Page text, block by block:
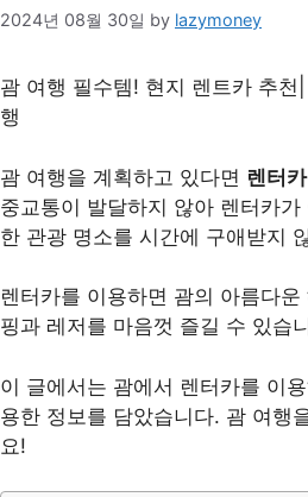
2024년 08월 30일 by lazymoney
괌 여행 필수템! 현지 렌트카 추
행
괌 여행을 계획하고 있다면 렌터카
중교통이 발달하지 않아 렌터카
한 관광 명소를 시간에 구애받지
렌터카를 이용하면 괌의 아름다
핑과 레저를 마음껏 즐길 수 있습
이 글에서는 괌에서 렌터카를 이
용한 정보를 담았습니다. 괌 여행
요!